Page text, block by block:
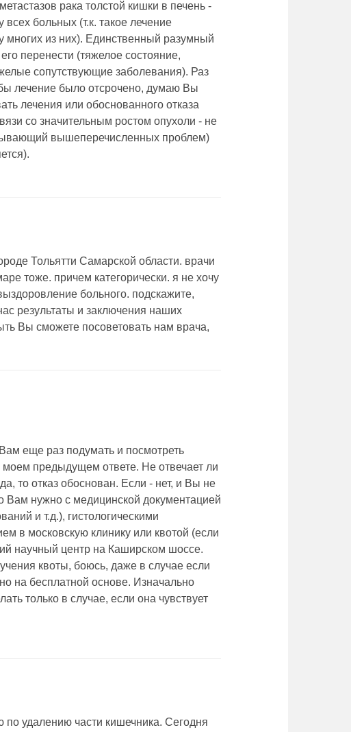
рака толстой кишки в печень -
больных (т.к. такое лечение
многих из них). Единственный разумный
перенести (тяжелое состояние,
сопутствующие заболевания). Раз
лечение было отсрочено, думаю Вы
лечения или обоснованного отказа
со значительным ростом опухоли - не
вышеперечисленных проблем)
Тольятти Самарской области. врачи
тоже. причем категорически. я не хочу
больного. подскажите,
результаты и заключения наших
Вы сможете посоветовать нам врача,
еще раз подумать и посмотреть
предыдущем ответе. Не отвечает ли
то отказ обоснован. Если - нет, и Вы не
Вам нужно с медицинской документацией
и т.д.), гистологическими
в московскую клинику или квотой (если
научный центр на Каширском шоссе.
квоты, боюсь, даже в случае если
на бесплатной основе. Изначально
только в случае, если она чувствует
удалению части кишечника. Сегодня